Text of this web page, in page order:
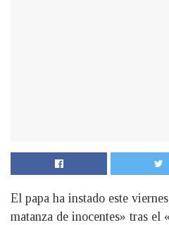
El papa ha instado este
matanza de inocentes» tras el